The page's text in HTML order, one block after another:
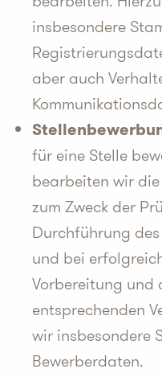
insbesondere
aber auch
für eine Stelle
bearbeiten wir
zum Zweck der
Durchführung
und bei
Vorbereitung und
entsprechenden
wir insbesondere
Bewerberdaten.